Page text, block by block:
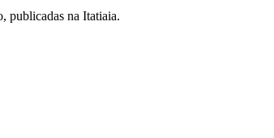
publicadas na Itatiaia.